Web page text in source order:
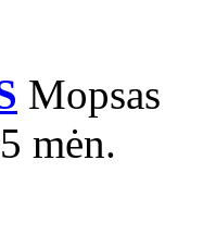
Mopsas
mėn.